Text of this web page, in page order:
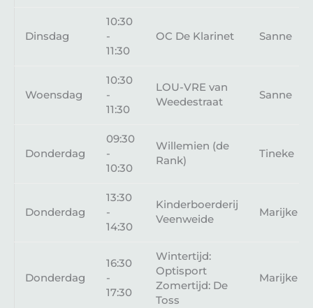
Dinsdag
10:30
-
11:30
OC De Klarinet Sanne
Woensdag
10:30
-
11:30
LOU-VRE van
Weedestraat
Sanne
Donderdag
09:30
-
10:30
Willemien (de
Rank)
Tineke
Donderdag
13:30
-
14:30
Kinderboerderij
Veenweide
Marijke
Donderdag
16:30
-
17:30
Wintertijd:
Optisport
Zomertijd: De
Toss
Marijke